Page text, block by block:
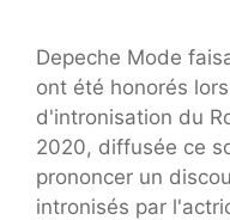
Depeche Mode
ont été honorés
d'intronisation du
2020, diffusée ce
prononcer un
intronisés par